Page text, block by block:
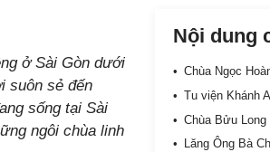
ở Sài Gòn dưới
suôn sẻ đến
sống tại Sài
ngôi chùa linh
Nội dung
Chùa Ngọc
Tu viện Khánh
Chùa Bửu Long
Lăng Ông Bà